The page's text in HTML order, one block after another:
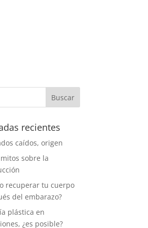
recientes
caídos, origen
mitos sobre la
recuperar tu cuerpo
del embarazo?
plástica en
¿es posible?